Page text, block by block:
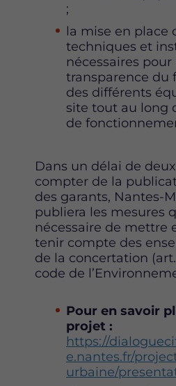
;
la mise en place
techniques et
nécessaires pour
transparence du
des différents
site tout au long
de
Dans un délai de
compter de la
des garants, Nantes-
publiera les mesures
nécessaire de mettre
tenir compte des
de la concertation (art.
code de
Pour en savoir
projet :
https://
e.nantes.fr/
urbaine/